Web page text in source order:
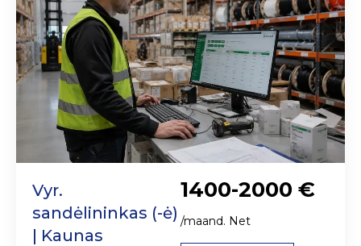
Vyr.
sandėlininkas (-ė)
| Kaunas
1400-2000 €
/maand. Net